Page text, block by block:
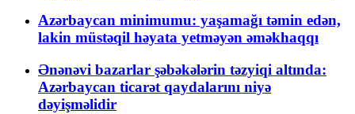
Azərbaycan minimumu: yaşamağı təmin edən,
lakin müstəqil həyata yetməyən əməkhaqqı
Ənənəvi bazarlar şəbəkələrin təzyiqi altında:
Azərbaycan ticarət qaydalarını niyə
dəyişməlidir